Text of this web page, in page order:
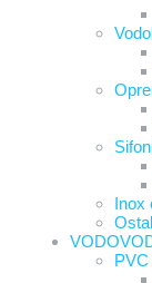
Inox